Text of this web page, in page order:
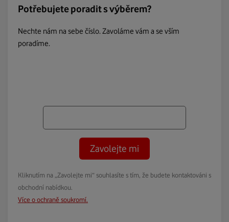
Potřebujete poradit s výběrem?
Nechte nám na sebe číslo. Zavoláme vám a se vším
poradíme.
Zavolejte mi
Kliknutím na „Zavolejte mi“ souhlasíte s tím, že budete kontaktováni s
obchodní nabídkou.
Více o ochraně soukromí.